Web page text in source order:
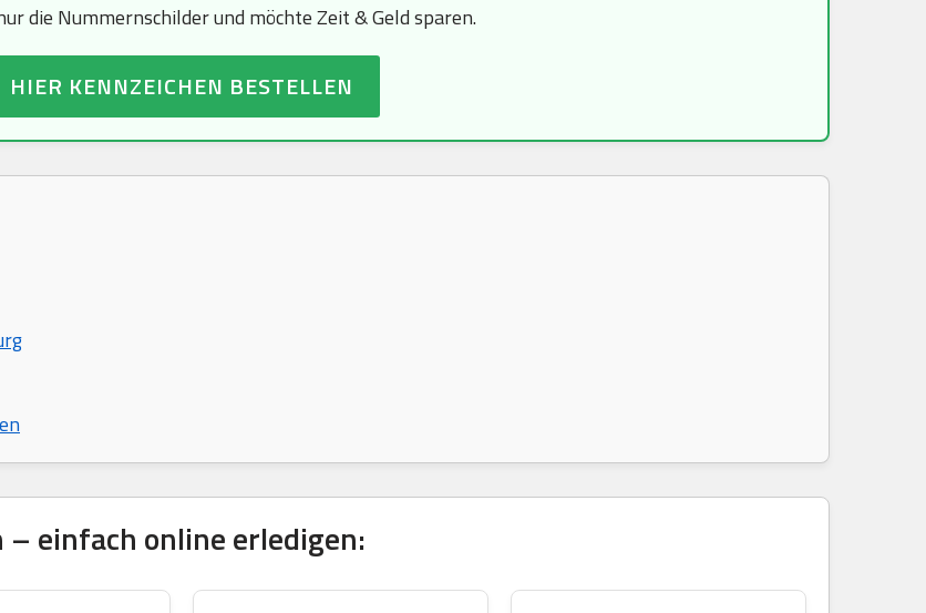
die Nummernschilder und möchte Zeit & Geld sparen.
HIER KENNZEICHEN BESTELLEN
einfach online erledigen: